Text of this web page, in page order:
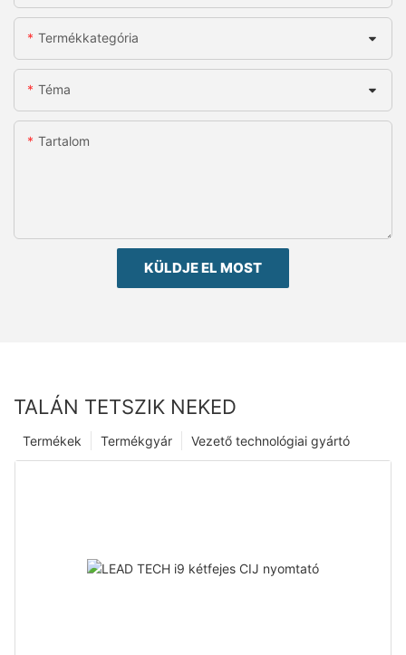
Termékkategória
Téma
Tartalom
KÜLDJE EL MOST
TALÁN TETSZIK NEKED
Vezető technológiai gyártó
Termékgyár
Termékek